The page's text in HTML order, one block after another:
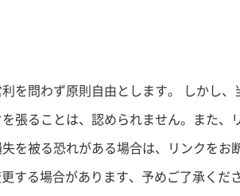
を問わず原則自由とします。 しかし、
張ることは、認められません。また、
を被る恐れがある場合は、リンクをお
する場合があります、予めご了承くださ